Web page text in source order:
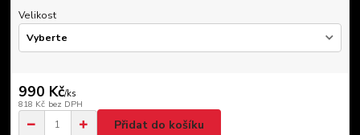
Velikost
990 Kč/ks
818 Kč bez DPH
Přidat do košíku